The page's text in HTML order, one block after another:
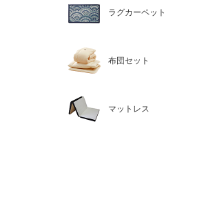
ラグカーペット
布団セット
マットレス